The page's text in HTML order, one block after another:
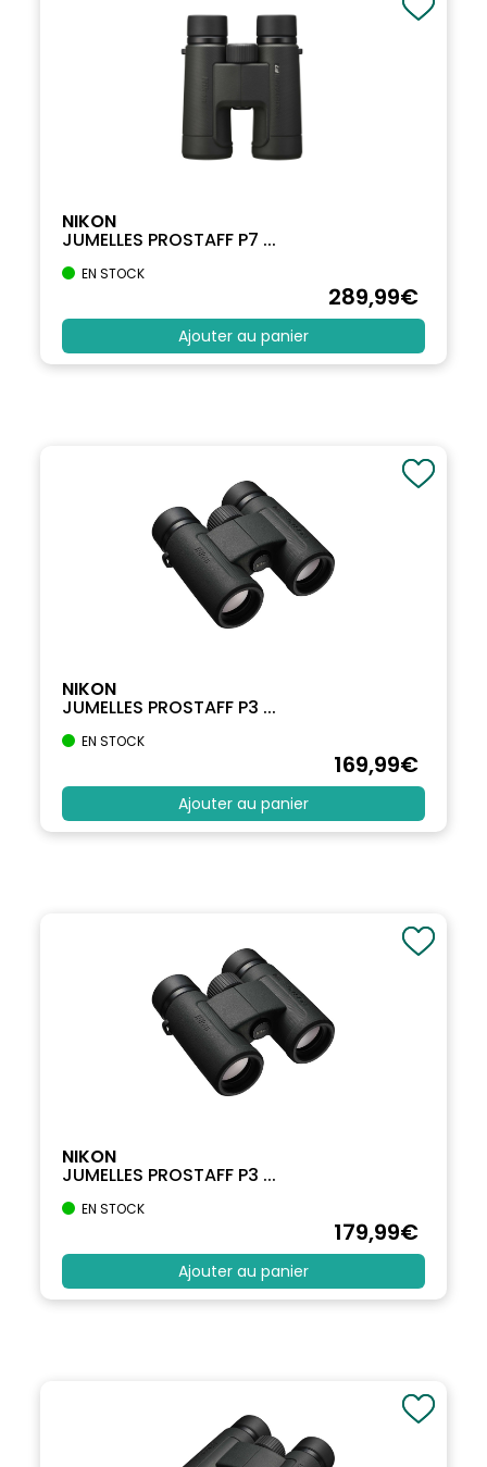
NIKON
JUMELLES PROSTAFF P7 ...
EN STOCK
289,99€
Ajouter au panier
NIKON
JUMELLES PROSTAFF P3 ...
EN STOCK
169,99€
Ajouter au panier
NIKON
JUMELLES PROSTAFF P3 ...
EN STOCK
179,99€
Ajouter au panier